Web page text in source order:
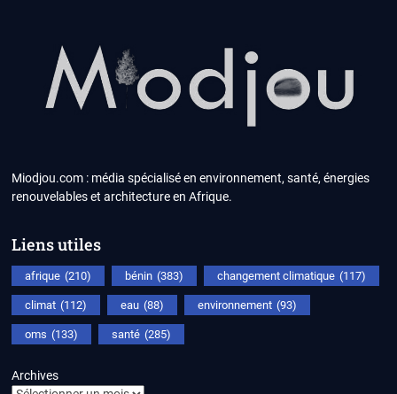
Miodjou.com : média spécialisé en environnement, santé, énergies
renouvelables et architecture en Afrique.
Liens utiles
afrique (210) bénin (383) changement climatique (117)
climat (112) eau (88) environnement (93)
oms (133) santé (285)
Archives